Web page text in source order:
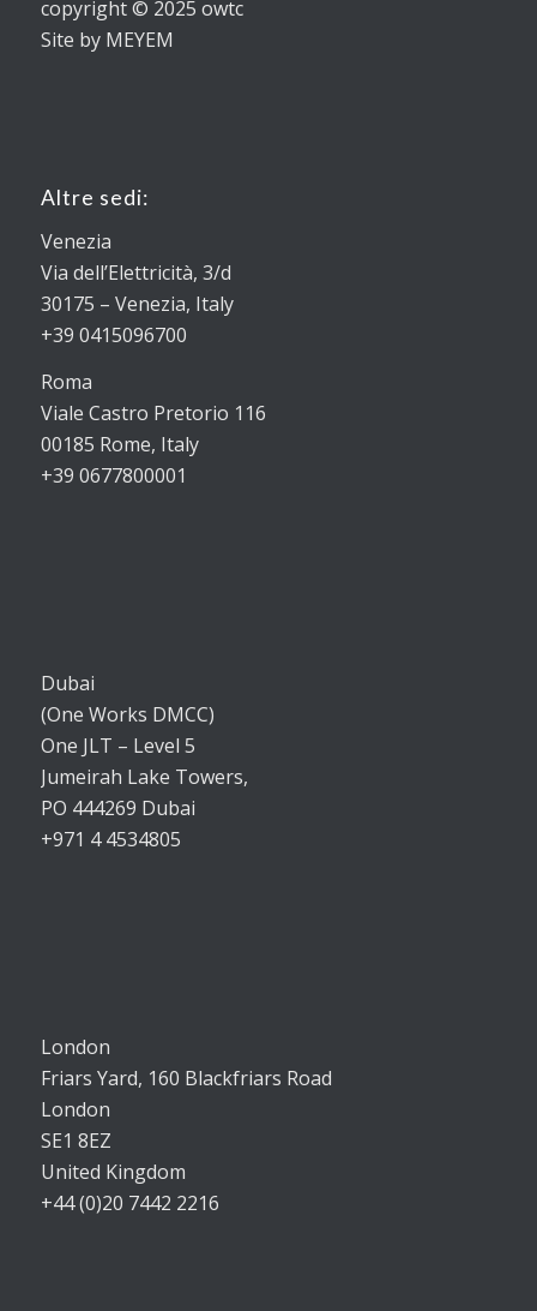
copyright © 2025 owtc
Site by MEYEM
Altre sedi:
Venezia
Via dell’Elettricità, 3/d
30175 – Venezia, Italy
+39 0415096700
Roma
Viale Castro Pretorio 116
00185 Rome, Italy
+39 0677800001
Dubai
(One Works DMCC)
One JLT – Level 5
Jumeirah Lake Towers,
PO 444269 Dubai
+971 4 4534805
London
Friars Yard, 160 Blackfriars Road
London
SE1 8EZ
United Kingdom
+44 (0)20 7442 2216